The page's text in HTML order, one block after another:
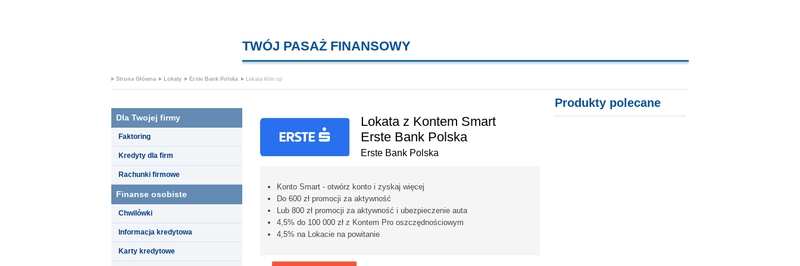
TWÓJ PASAŻ FINANSOWY
Strona Główna Lokaty Erste Bank Polska Lokata klon sp
Dla Twojej firmy
Faktoring
Kredyty dla firm
Rachunki firmowe
Finanse osobiste
Chwilówki
Informacja kredytowa
Karty kredytowe
Lokata z Kontem Smart
Erste Bank Polska
Erste Bank Polska
Konto Smart - otwórz konto i zyskaj więcej
Do 600 zł promocji za aktywność
Lub 800 zł promocji za aktywność i ubezpieczenie auta
4,5% do 100 000 zł z Kontem Pro oszczędnościowym
4,5% na Lokacie na powitanie
Produkty polecane